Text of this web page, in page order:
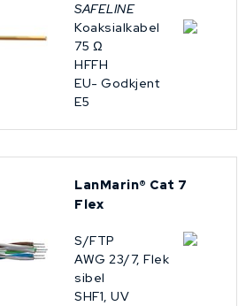
SAFELINE
Koaksialkabel
75 Ω
HFFH
EU- Godkjent
E5
LanMarin® Cat 7
Flex
S/FTP
AWG 23/7, Flek
sibel
SHF1, UV